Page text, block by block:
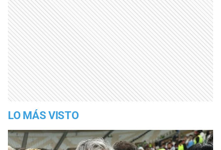
LO MÁS VISTO